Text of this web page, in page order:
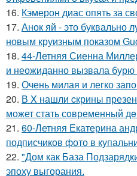
16. Кэмерон диас опять за
17. Анок яй - это буквально
новым круизным показом
18. 44-Летняя Сиенна
и неожиданно вызвала бурю
19. Очень милая и легко
20. В X нашли cкрины
может стать сoвременный
21. 60-Летняя Екатерина
подписчиков фото в
22. "Дом как База
эпоху выгорания.